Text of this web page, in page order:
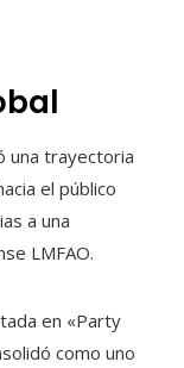
una trayectoria
el público
a una
LMFAO.
en «Party
como uno